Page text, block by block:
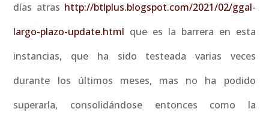
días atras http://btlplus.blogspot.com/2021/02/ggal-
largo-plazo-update.html que es la barrera en esta
instancias, que ha sido testeada varias veces
durante los últimos meses, mas no ha podido
superarla, consolidándose entonces como la